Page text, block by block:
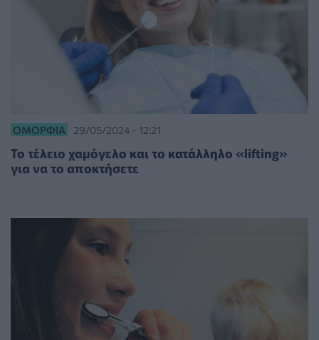
ΟΜΟΡΦΙΆ 29/05/2024 - 12:21
Το τέλειο χαμόγελο και το κατάλληλο «lifting»
για να το αποκτήσετε